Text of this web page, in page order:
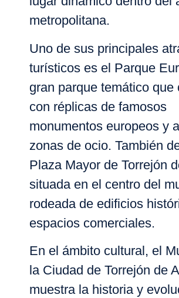
metropolitana.
Uno de sus principales
turísticos es el Parque
gran parque temático que
con réplicas de famosos
monumentos europeos y
zonas de ocio. También
Plaza Mayor de Torrejón
situada en el centro del
rodeada de edificios
espacios comerciales.
En el ámbito cultural, el
la Ciudad de Torrejón de
muestra la historia y